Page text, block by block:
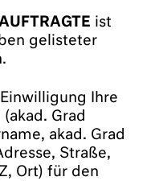
ist
gelisteter
Ihre
Grad
akad. Grad
Straße,
Ort) für den